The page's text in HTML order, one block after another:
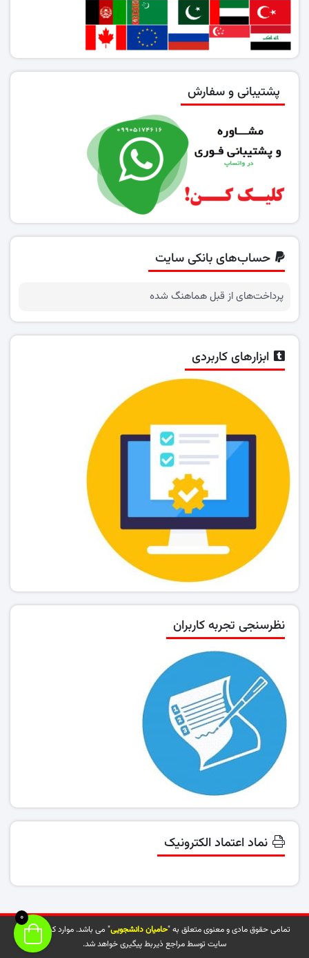
پشتیبانی و سفارش
حساب‌های بانکی سایت
پرداخت‌های از قبل هماهنگ شده
ابزارهای کاربردی
نظرسنجی تجربه کاربران
نماد اعتماد الکترونیک
تمامی حقوق مادی و معنوی متعلق به "حامیان دانشجویی" می باشد. موارد کپی شده از
سایت توسط مراجع ذیربط پیگیری خواهد شد.
0